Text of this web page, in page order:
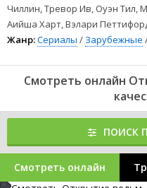
Чиллин, Тревор Ив, Оуэн Тил,
Аийша Харт, Вэлари
Жанр:Сериалы / Зарубежные
Смотреть онлайн
ПОИСК
Смотреть онлайн